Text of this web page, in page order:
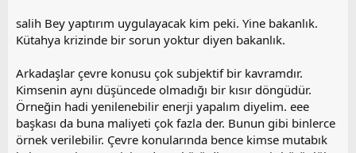
y
l
a
salih Bey yaptırım uygulayacak kim peki. Yine bakanlık.
Kütahya krizinde bir sorun yoktur diyen bakanlık.
Arkadaşlar çevre konusu çok subjektif bir kavramdır.
Kimsenin aynı düşüncede olmadığı bir kısır döngüdür.
Örneğin hadi yenilenebilir enerji yapalım diyelim. eee
başkası da buna maliyeti çok fazla der. Bunun gibi binlerce
örnek verilebilir. Çevre konularında bence kimse mutabık